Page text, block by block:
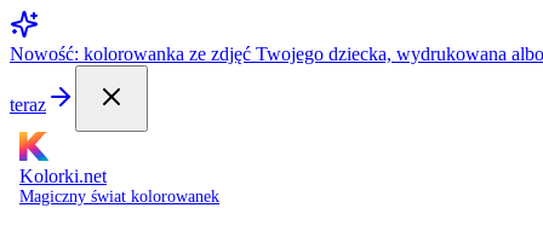
Nowość: kolorowanka ze zdjęć Twojego dziecka, wydrukowana
teraz
Kolorki.net
Magiczny świat kolorowanek